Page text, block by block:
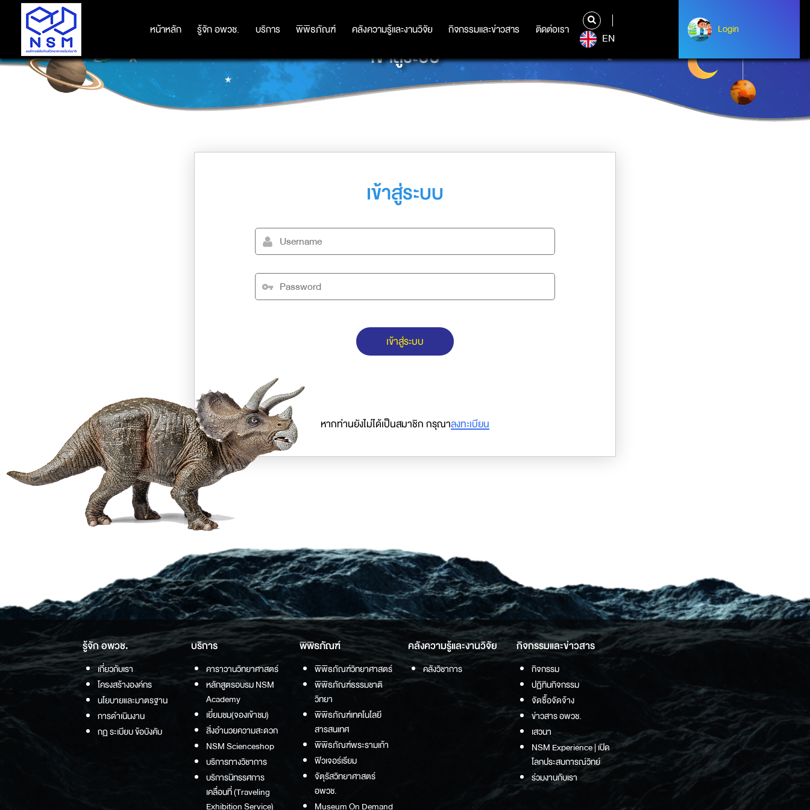
หน้าหลัก รู้จัก อพวช. บริการ พิพิธภัณฑ์ คลังความรู้และงานวิจัย กิจกรรมและข่าวสาร ติดต่อเรา
หน้าหลัก รู้จัก อพวช. บริการ พิพิธภัณฑ์ คลังความรู้และงานวิจัย กิจกรรมและข่าวสาร ติดต่อเรา
EN
Login
Albert Einstein
เข้าสู่ระบบ
เข้าสู่ระบบ
เข้าสู่ระบบ
หากท่านยังไม่ได้เป็นสมาชิก กรุณาลงทะเบียน
รู้จัก อพวช.
เกี่ยวกับเรา
โครงสร้างองค์กร
นโยบายและมาตรฐาน
การดำเนินงาน
กฏ ระเบียบ ข้อบังคับ
บริการ
คาราวานวิทยาศาสตร์
หลักสูตรอบรม NSM
Academy
เยี่ยมชม(จองเข้าชม)
สิ่งอำนวยความสะดวก
NSM Scienceshop
บริการทางวิชาการ
บริการนิทรรศการ
เคลื่อนที่ (Traveling
Exhibition Service)
พิพิธภัณฑ์
พิพิธภัณฑ์วิทยาศาสตร์
พิพิธภัณฑ์ธรรมชาติ
วิทยา
พิพิธภัณฑ์เทคโนโลยี
สารสนเทศ
พิพิธภัณฑ์พระรามเก้า
ฟิวเจอร์เรียม
จัตุรัสวิทยาศาสตร์
อพวช.
Museum On Demand
คลังความรู้และงานวิจัย
คลังวิชาการ
กิจกรรมและข่าวสาร
กิจกรรม
ปฏิทินกิจกรรม
จัดซื้อจัดจ้าง
ข่าวสาร อพวช.
เสวนา
NSM Experience | เปิด
โลกประสบการณ์วิทย์
ร่วมงานกับเรา